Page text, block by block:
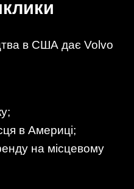
в США дає Volvo
в Америці;
на місцевому